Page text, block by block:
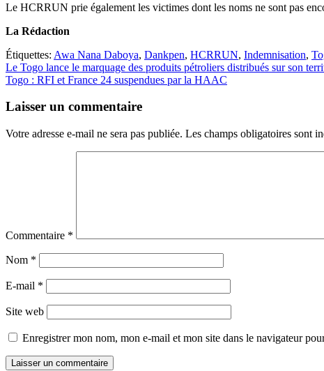
Le HCRRUN prie également les victimes dont les noms ne sont pas
La Rédaction
Étiquettes: Awa Nana Daboya, Dankpen, HCRRUN, Indemnisation,
Navigation
de
l’article
Le Togo lance le marquage des produits pétroliers distribués sur son
Togo : RFI et France 24 suspendues par la HAAC
Laisser un commentaire
Votre adresse e-mail ne sera pas publiée. Les champs obligatoires sont
Commentaire *
Nom *
E-mail *
Site web
Enregistrer mon nom, mon e-mail et mon site dans le navigateur